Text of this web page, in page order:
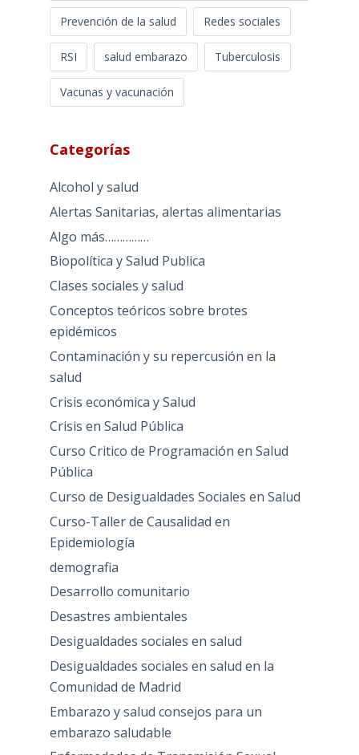
Prevención de la salud
Redes sociales
RSI salud embarazo Tuberculosis
Vacunas y vacunación
Categorías
Alcohol y salud
Alertas Sanitarias, alertas alimentarias
Algo más……………
Biopolítica y Salud Publica
Clases sociales y salud
Conceptos teóricos sobre brotes
epidémicos
Contaminación y su repercusión en la
salud
Crisis económica y Salud
Crisis en Salud Pública
Curso Critico de Programación en Salud
Pública
Curso de Desigualdades Sociales en Salud
Curso-Taller de Causalidad en
Epidemiología
demografia
Desarrollo comunitario
Desastres ambientales
Desigualdades sociales en salud
Desigualdades sociales en salud en la
Comunidad de Madrid
Embarazo y salud consejos para un
embarazo saludable